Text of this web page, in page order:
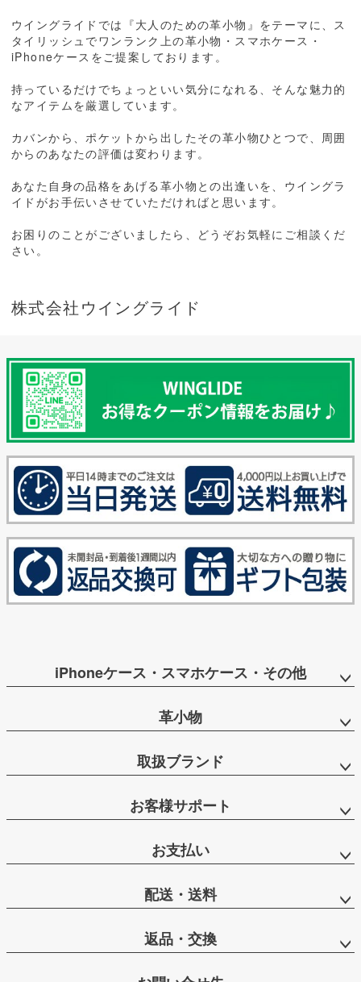
ウイングライドでは『大人のための革小物』をテーマに、ス
タイリッシュでワンランク上の革小物・スマホケース・
iPhoneケースをご提案しております。
持っているだけでちょっといい気分になれる、そんな魅力的
なアイテムを厳選しています。
カバンから、ポケットから出したその革小物ひとつで、周囲
からのあなたの評価は変わります。
あなた自身の品格をあげる革小物との出逢いを、ウイングラ
イドがお手伝いさせていただければと思います。
お困りのことがございましたら、どうぞお気軽にご相談くだ
さい。
株式会社ウイングライド
iPhoneケース・スマホケース・その他
革小物
取扱ブランド
お客様サポート
お支払い
配送・送料
返品・交換